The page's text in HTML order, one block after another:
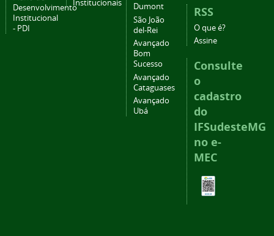
Desenvolvimento
Institucional
- PDI
Institucionais
Dumont
São João
del-Rei
Avançado
Bom
Sucesso
Avançado
Cataguases
Avançado
Ubá
RSS
O que é?
Assine
Consulte
o
cadastro
do
IFSudesteMG
no e-
MEC